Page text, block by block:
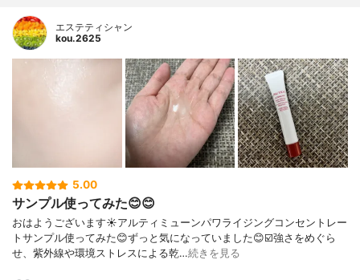
エステティシャン
kou.2625
5.00
サンプル使ってみた😊😊
おはようございます☀アルティミューンパワライジングコンセントレー
トサンプル使ってみた😊ずっと気になっていました😊☑️強さをめぐら
せ、紫外線や環境ストレスによる乾…続きを見る